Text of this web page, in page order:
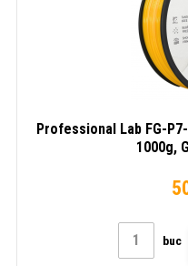
Professional Lab FG-
1000g,
buc